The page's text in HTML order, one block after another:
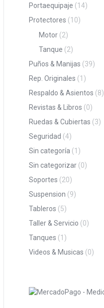
Portaequipaje (14)
Protectores (10)
Motor (2)
Tanque (2)
Puños & Manijas (39)
Rep. Originales (1)
Respaldo & Asientos (8)
Revistas & Libros (0)
Ruedas & Cubiertas (3)
Seguridad (4)
Sin categoría (1)
Sin categorizar (0)
Soportes (20)
Suspension (9)
Tableros (5)
Taller & Servicio (0)
Tanques (1)
Videos & Musicas (0)